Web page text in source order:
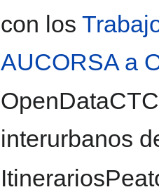
con los
AUCORSA a
interurbanos